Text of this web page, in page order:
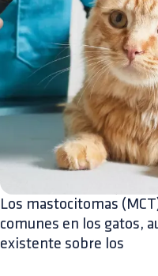
Los mastocitomas
comunes en los gatos,
existente sobre los